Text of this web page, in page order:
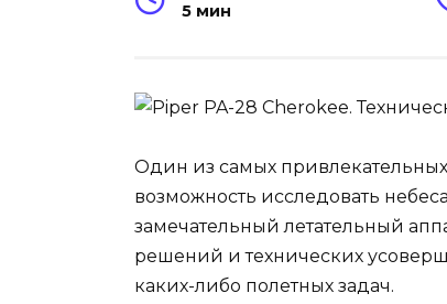
5 мин
Один из самых
возможность исследовать
замечательный летательный
решений и технических
каких-либо полетных задач.